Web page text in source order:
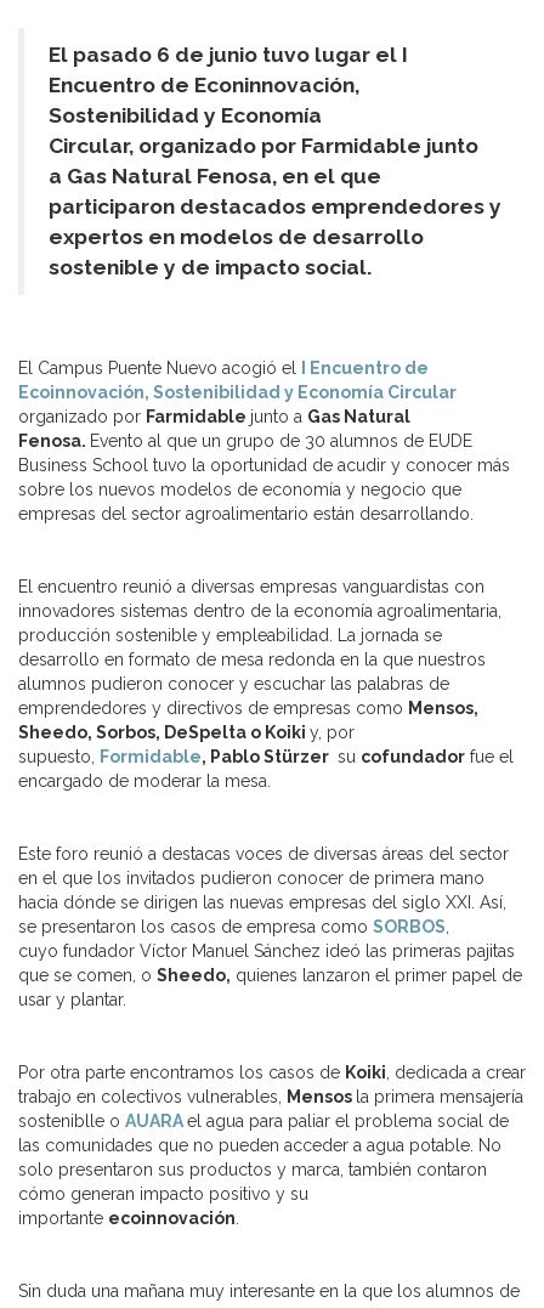
El pasado 6 de junio tuvo lugar el I
Encuentro de Econinnovación,
Sostenibilidad y Economía
Circular, organizado por Farmidable junto
a Gas Natural Fenosa, en el que
participaron destacados emprendedores y
expertos en modelos de desarrollo
sostenible y de impacto social.
El Campus Puente Nuevo acogió el
I Encuentro de
Ecoinnovación, Sostenibilidad y Economía Circular
organizado por Farmidable junto a Gas Natural
Fenosa. Evento al que un grupo de 30 alumnos de EUDE
Business School tuvo la oportunidad de acudir y conocer más
sobre los nuevos modelos de economía y negocio que
empresas del sector agroalimentario están desarrollando.
El encuentro reunió a diversas empresas vanguardistas con
innovadores sistemas dentro de la economía agroalimentaria,
producción sostenible y empleabilidad. La jornada se
desarrollo en formato de mesa redonda en la que nuestros
alumnos pudieron conocer y escuchar las palabras de
emprendedores y directivos de empresas como Mensos,
Sheedo, Sorbos, DeSpelta o Koiki y, por
supuesto,
Formidable, Pablo Stürzer su cofundador fue el
encargado de moderar la mesa.
Este foro reunió a destacas voces de diversas áreas del sector
en el que los invitados pudieron conocer de primera mano
hacia dónde se dirigen las nuevas empresas del siglo XXI. Así,
se presentaron los casos de empresa como SORBOS
cuyo fundador Víctor Manuel Sánchez ideó las primeras pajitas
que se comen, o Sheedo, quienes lanzaron el primer papel de
usar y plantar.
Por otra parte encontramos los casos de Koiki , dedicada a crear
trabajo en colectivos vulnerables,
Mensos la primera mensajería
sosteniblle o AUARAel agua para paliar el problema social de
las comunidades que no pueden acceder a agua potable. No
solo presentaron sus productos y marca, también contaron
cómo generan impacto positivo y su
importante ecoinnovación
Sin duda una mañana muy interesante en la que los alumnos de